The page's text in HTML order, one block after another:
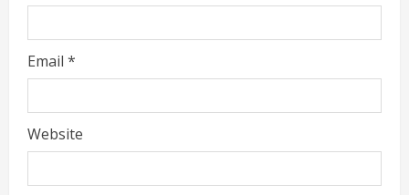
Email *
Website